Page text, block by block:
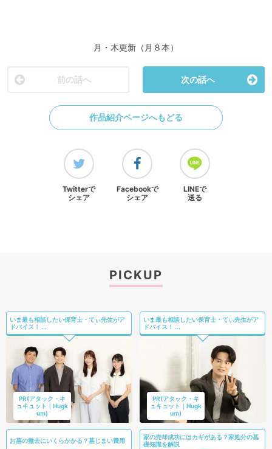
月・木更新（月８本）
前の話へ 次の話へ
作品紹介ページへもどる
Twitterで
シェア
Facebookで
シェア
LINEで
送る
PICKUP
いま最も相談したい保育士・てぃ先生がア
ドバイス！ ...
PR(アタック・キ
ュキュット｜Hugk
um)
いま最も相談したい保育士・てぃ先生がア
ドバイス！ ...
PR(アタック・キ
ュキュット｜Hugk
um)
お墓の撤去にいくらかかる？墓じまい費用
家の売却成功にはカギがある？家処分の基
礎知識を解説